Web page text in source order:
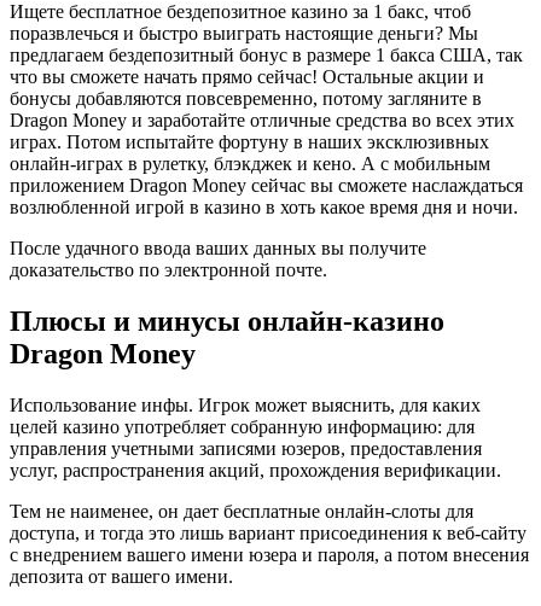
Ищете бесплатное бездепозитное казино за 1 бакс, чтоб
поразвлечься и быстро выиграть настоящие деньги? Мы
предлагаем бездепозитный бонус в размере 1 бакса США, так
что вы сможете начать прямо сейчас! Остальные акции и
бонусы добавляются повсевременно, потому загляните в
Dragon Money и заработайте отличные средства во всех этих
играх. Потом испытайте фортуну в наших эксклюзивных
онлайн-играх в рулетку, блэкджек и кено. А с мобильным
приложением Dragon Money сейчас вы сможете наслаждаться
возлюбленной игрой в казино в хоть какое время дня и ночи.
После удачного ввода ваших данных вы получите
доказательство по электронной почте.
Плюсы и минусы онлайн-казино
Dragon Money
Использование инфы. Игрок может выяснить, для каких
целей казино употребляет собранную информацию: для
управления учетными записями юзеров, предоставления
услуг, распространения акций, прохождения верификации.
Тем не наименее, он дает бесплатные онлайн-слоты для
доступа, и тогда это лишь вариант присоединения к веб-сайту
с внедрением вашего имени юзера и пароля, а потом внесения
депозита от вашего имени.